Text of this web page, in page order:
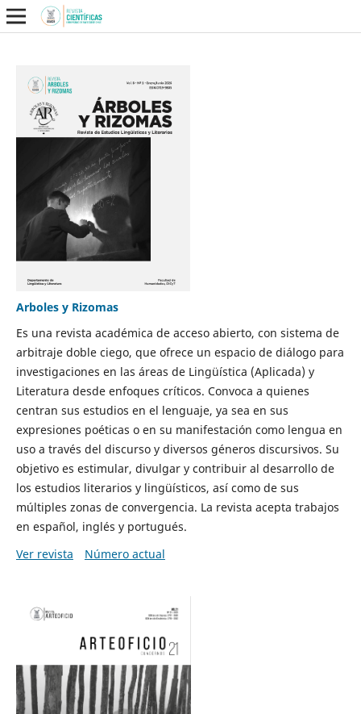
Arboles y Rizomas
Es una revista académica de acceso abierto, con sistema de
arbitraje doble ciego, que ofrece un espacio de diálogo para
investigaciones en las áreas de Lingüística (Aplicada) y
Literatura desde enfoques críticos. Convoca a quienes
centran sus estudios en el lenguaje, ya sea en sus
expresiones poéticas o en su manifestación como lengua en
uso a través del discurso y diversos géneros discursivos. Su
objetivo es estimular, divulgar y contribuir al desarrollo de
los estudios literarios y lingüísticos, así como de sus
múltiples zonas de convergencia. La revista acepta trabajos
en español, inglés y portugués.
Ver revista
Número actual